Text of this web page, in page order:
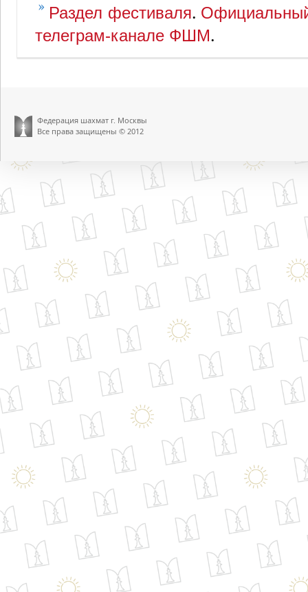
Раздел фестиваля.
телеграм-канале ФШМ.
Федерация шахмат г. Москвы
Все права защищены © 2012